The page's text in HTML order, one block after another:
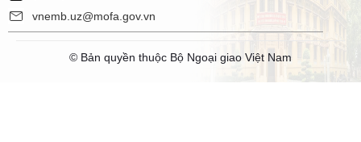
vnemb.uz@mofa.gov.vn
© Bản quyền thuộc Bộ Ngoại giao Việt Nam